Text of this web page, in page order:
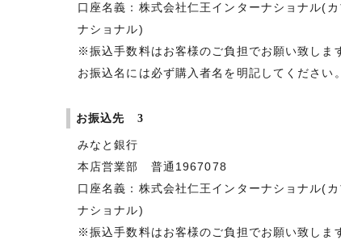
口座名義：株式会社仁王インターナショナル(
ナショナル)
※振込手数料はお客様のご負担でお願い致しま
お振込名には必ず購入者名を明記してください。
お振込先 3
みなと銀行
本店営業部 普通1967078
口座名義：株式会社仁王インターナショナル(
ナショナル)
※振込手数料はお客様のご負担でお願い致しま